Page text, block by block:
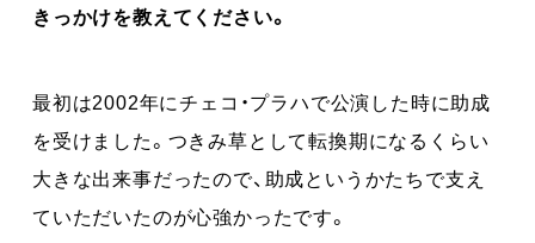
きっかけを教えてください。
最初は2002年にチェコ・プラハで公演した時に助成
を受けました。つきみ草として転換期になるくらい
大きな出来事だったので、助成というかたちで支え
ていただいたのが心強かったです。